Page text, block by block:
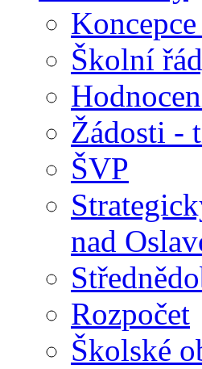
Školní
Žádosti -
ŠVP
nad
Rozpočet
Školské